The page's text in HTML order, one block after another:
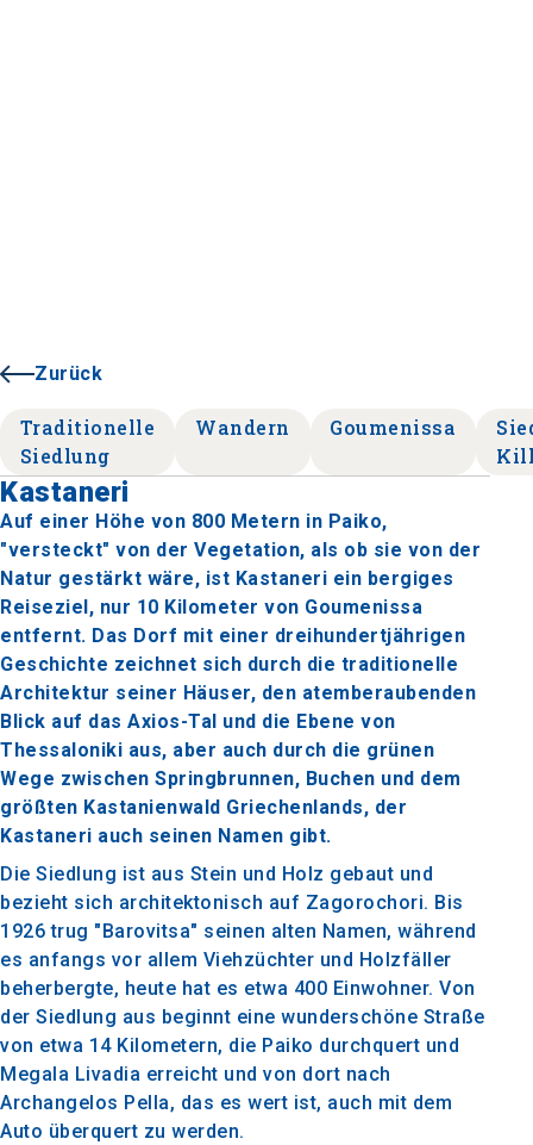
Zurück
Traditionelle
Siedlung
Wandern Goumenissa
Kastaneri
Auf einer Höhe von 800 Metern in Paiko,
"versteckt" von der Vegetation, als ob sie von der
Natur gestärkt wäre, ist Kastaneri ein bergiges
Reiseziel, nur 10 Kilometer von Goumenissa
entfernt. Das Dorf mit einer dreihundertjährigen
Geschichte zeichnet sich durch die traditionelle
Architektur seiner Häuser, den atemberaubenden
Blick auf das Axios-Tal und die Ebene von
Thessaloniki aus, aber auch durch die grünen
Wege zwischen Springbrunnen, Buchen und dem
größten Kastanienwald Griechenlands, der
Kastaneri auch seinen Namen gibt.
Die Siedlung ist aus Stein und Holz gebaut und
bezieht sich architektonisch auf Zagorochori. Bis
1926 trug "Barovitsa" seinen alten Namen, während
es anfangs vor allem Viehzüchter und Holzfäller
beherbergte, heute hat es etwa 400 Einwohner. Von
der Siedlung aus beginnt eine wunderschöne Straße
von etwa 14 Kilometern, die Paiko durchquert und
Megala Livadia erreicht und von dort nach
Archangelos Pella, das es wert ist, auch mit dem
Auto überquert zu werden.